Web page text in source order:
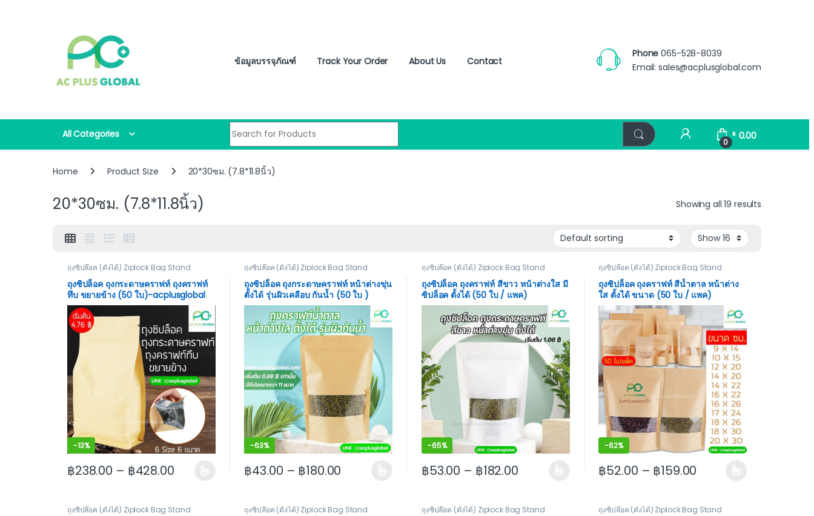
ข้อมูลบรรจุภัณฑ์ Track Your Order About Us Contact
Phone 065-528-8039
Email:sales@acplusglobal.com
All Categories
0
฿ 0.00
Home Product Size 20*30ซม. (7.8*11.8นิ้ว)
20*30ซม. (7.8*11.8นิ้ว) Showing all 19 results
ถุงซิปล๊อค (ตั้งได้) Ziplock Bag Stand
ถุงซิปล็อค ถุงกระดาษคราฟท์ ถุงคราฟท์
ทึบ ขยายข้าง (50 ใบ)-acplusglobal
-13%
฿238.00 – ฿428.00
This product has multiple variants. The options may be chosen on the product page
ถุงซิปล๊อค (ตั้งได้) Ziplock Bag Stand
ถุงซิปล็อค ถุงกระดาษคราฟท์ หน้าต่างขุ่น
ตั้งได้ รุ่นผิวเคลือบ กันน้ำ (50 ใบ )
-63%
฿43.00 – ฿180.00
This product has multiple variants. The options may be chosen on the product page
ถุงซิปล๊อค (ตั้งได้) Ziplock Bag Stand
ถุงซิปล็อค ถุงคราฟท์ สีขาว หน้าต่างใส มี
ซิปล็อค ตั้งได้ (50 ใบ / แพค)
-65%
฿53.00 – ฿182.00
This product has multiple variants. The options may be chosen on the product page
ถุงซิปล๊อค (ตั้งได้) Ziplock Bag Stand
ถุงซิปล็อค ถุงคราฟท์ สีน้ำตาล หน้าต่าง
ใส ตั้งได้ ขนาด (50 ใบ / แพค)
-62%
฿52.00 – ฿159.00
This product has multiple variants. The options
ถุงซิปล๊อค (ตั้งได้) Ziplock Bag Stand ถุงซิปล๊อค (ตั้งได้) Ziplock Bag Stand ถุงซิปล๊อค (ตั้งได้) Ziplock Bag Stand ถุงซิปล๊อค (ตั้งได้) Ziplock Bag Stand